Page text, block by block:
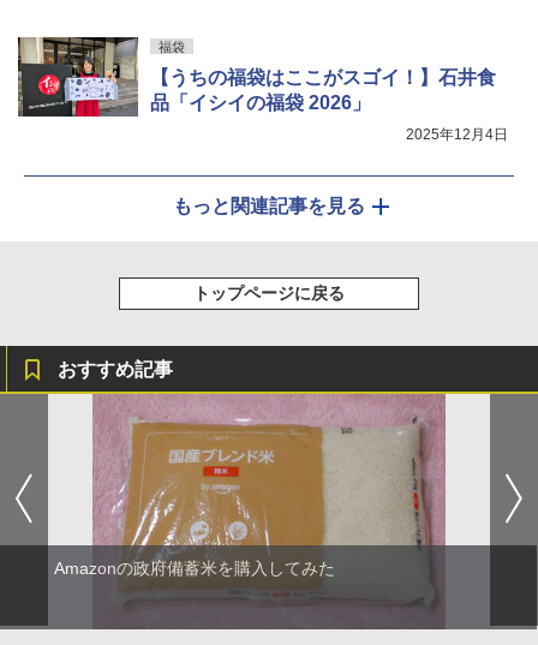
福袋
【うちの福袋はここがスゴイ！】石井食
品「イシイの福袋 2026」
2025年12月4日
もっと関連記事を見る
トップページに戻る
おすすめ記事
Amazonの政府備蓄米を購入してみた